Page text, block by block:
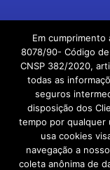
Em cumprimento
8078/90- Código
CNSP 382/2020,
todas as
seguros
disposição dos
tempo por qualquer
usa cookies
navegação a
coleta anônima de